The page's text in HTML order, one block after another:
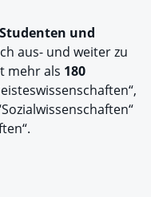
und
aus- und weiter zu
mehr als 180